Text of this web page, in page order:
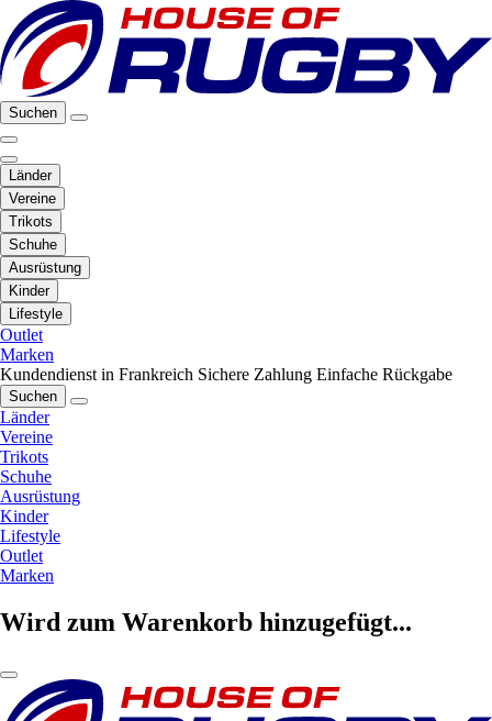
Suchen
Länder
Vereine
Trikots
Schuhe
Ausrüstung
Kinder
Lifestyle
Outlet
Marken
Kundendienst in Frankreich Sichere Zahlung Einfache Rückgabe
Suchen
Länder
Vereine
Trikots
Schuhe
Ausrüstung
Kinder
Lifestyle
Outlet
Marken
Wird zum Warenkorb hinzugefügt...